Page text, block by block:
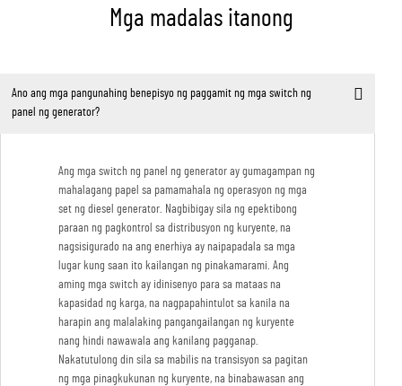
Mga madalas itanong
Ano ang mga pangunahing benepisyo ng paggamit ng mga switch ng
panel ng generator?
Ang mga switch ng panel ng generator ay gumagampan ng
mahalagang papel sa pamamahala ng operasyon ng mga
set ng diesel generator. Nagbibigay sila ng epektibong
paraan ng pagkontrol sa distribusyon ng kuryente, na
nagsisigurado na ang enerhiya ay naipapadala sa mga
lugar kung saan ito kailangan ng pinakamarami. Ang
aming mga switch ay idinisenyo para sa mataas na
kapasidad ng karga, na nagpapahintulot sa kanila na
harapin ang malalaking pangangailangan ng kuryente
nang hindi nawawala ang kanilang pagganap.
Nakatutulong din sila sa mabilis na transisyon sa pagitan
ng mga pinagkukunan ng kuryente, na binabawasan ang